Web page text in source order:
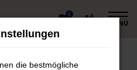
0
MENÜ
die bestmögliche